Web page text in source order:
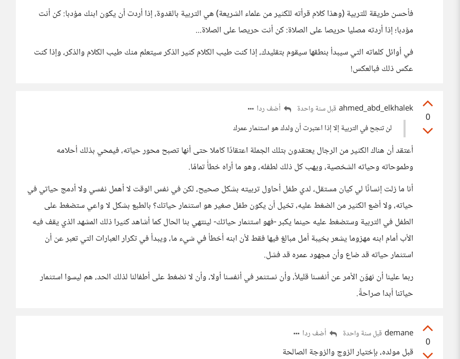
فأحسن طريقة للتربية (وهذا كلام قرأته للكثير من علماء الشريعة) هي التربية بالقدوة، إذا أردت أن يكون ابنك مؤدبا: كن أنت
مؤدبا؛ إذا أردته مصليا حريصا على الصلاة: كن أنت حريصا على الصلاة...
في أوائل كلماته التي سيبدأ بنطقها سيقوم بتقليدك، إذا كنت طيب الكلام كثير الذكر سيتعلم منك طيب الكلام والذكر، وإذا كنت
عكس ذلك فبالعكس!
0
ahmed_abd_elkhalek قبل سنة واحدة
أضف ردا
لن تنجح في التربية إلا إذا اعتبرت أن ولدك هو استثمار عمرك
أعتقد أن هناك الكثير من الرجال يعتقدون بتلك الجملة اعتقادًا كاملا حتى أنها تصبح محور حياته، فيمحي بذلك أحلامه
وطموحاته وحياته الشخصية، ويهب كل ذلك لطفله، وهو ما أراه خطأً تمامًا.
أنا ما زلت إنسانًا لي كيان مستقل، لدي طفل أحاول تربيته بشكل صحيح، لكن في نفس الوقت لا أهمل نفسي ولا أدمج حياتي في
حياته، ولا أضع الكثير من الضغط عليه، تخيل أن يكون طفل صغير هو استثمار حياتك؟ بالطبع بشكل لا واعي ستضغط على
الطفل في التربية وستضغط عليه حينما يكبر -فهو استثمار حياتك- لينتهي بنا الحال كما أشاهد كثيرا ذلك المشهد الذي يقف فيه
الأب أمام ابنه مهزوما يشعر بخيبة أمل مبالغ فيها فقط لأن ابنه أخطأ في شيء ما، ويبدأ في تكرار العبارات التي تعبر عن أن
استثمار حياته قد ضاع وأن مجهود عمره قد فشل.
ربما علينا أن نهوّن الأمر عن أنفسنا قليلأ، وأن نستثمر في أنفسنا أولا، وأن لا نضغط على أطفالنا لذلك الحد، هم ليسوا استثمار
حياتنا أبدا صراحةً.
0
demane قبل سنة واحدة أضف ردا
قبل مولده، بإختيار الزوج والزوجة الصالحة